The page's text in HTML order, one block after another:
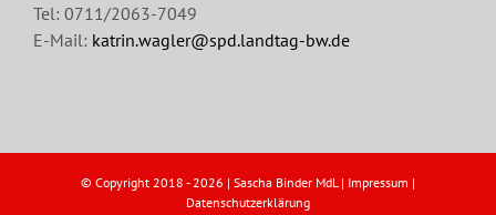
Tel: 0711/2063-7049
E-Mail: katrin.wagler@spd.landtag-bw.de
© Copyright 2018 - 2026 | Sascha Binder MdL | Impressum |
Datenschutzerklärung